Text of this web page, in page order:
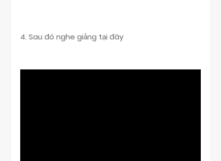
4. Sau đó nghe giảng tại đây